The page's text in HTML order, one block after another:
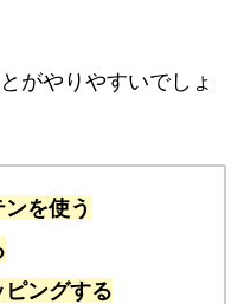
がやりやすいでしょ
を使う
ングする